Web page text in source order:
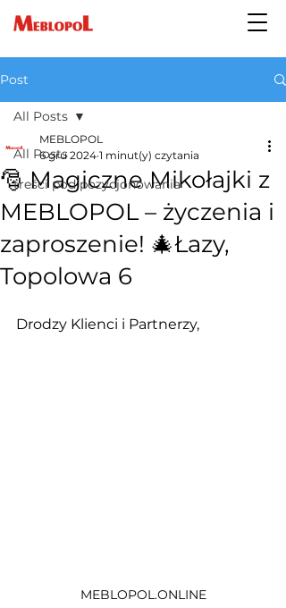
Post
All Posts
treści pod pozycjonowania
All Posts
🎅 Magiczne Mikołajki z
MEBLOPOL – życzenia i
zaproszenie! 🎄Łazy,
Topolowa 6
MEBLOPOL
6 gru 2024 1 minut(y) czytania
Drodzy Klienci i Partnerzy,
MEBLOPOL.ONLINE